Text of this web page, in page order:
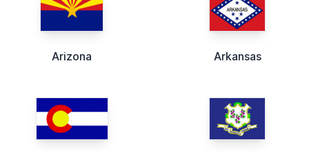
Arizona Arkansas